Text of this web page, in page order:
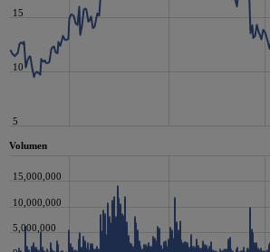
5
10
15
Volumen
5,000,000
10,000,000
15,000,000